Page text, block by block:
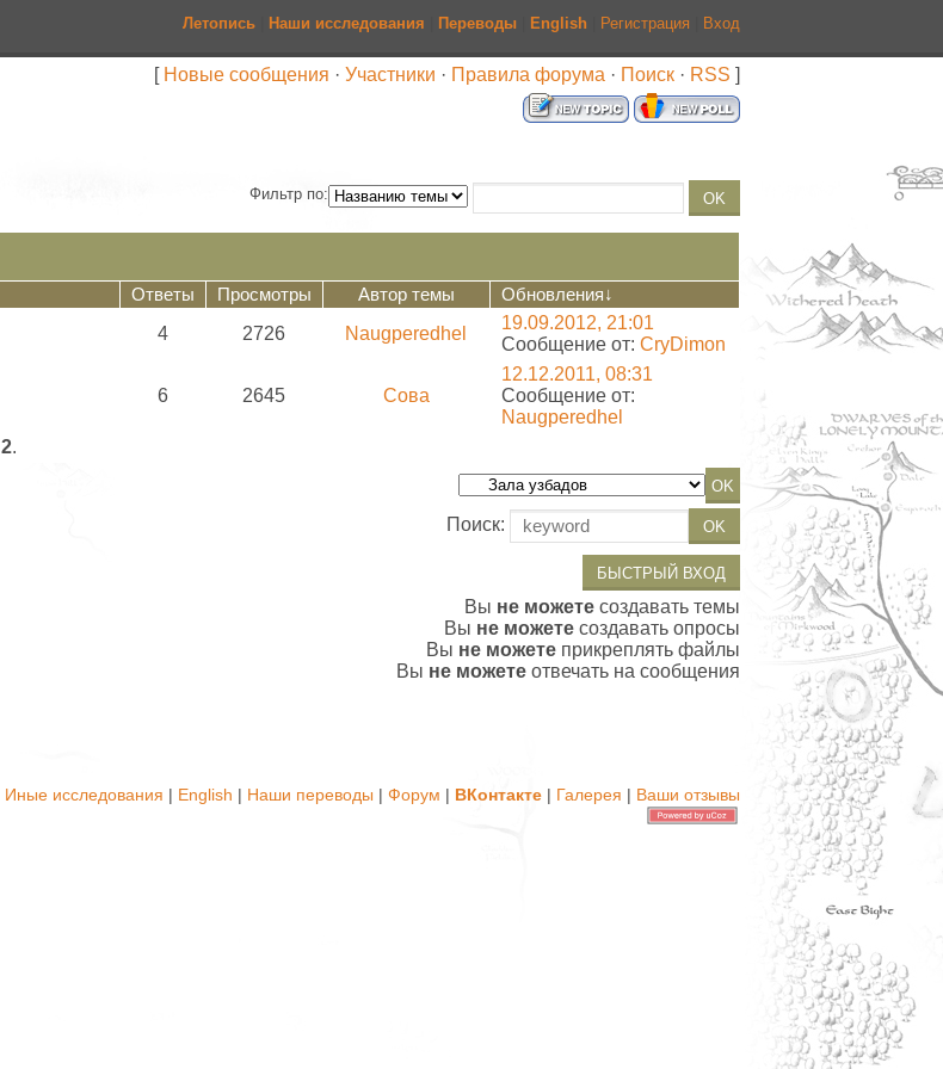
Летопись| Наши исследования Переводы| English Регистрация Вход
[ Новые сообщения · Участники · Правила форума · Поиск· RSS ]
Фильтр по:
Ответы Просмотры Автор темы Обновления↓
4 2726 Naugperedhel
19.09.2012, 21:01
Сообщение от: CryDimon
6 2645 Сова
12.12.2011, 08:31
Сообщение от:
Naugperedhel
2.
Поиск:
Вы не можетесоздавать темы
Вы не можетесоздавать опросы
Вы не можетеприкреплять файлы
Вы не можетеотвечать на сообщения
Иные исследования | English | Наши переводы | Форум | ВКонтакте| Галерея | Ваши отзывы